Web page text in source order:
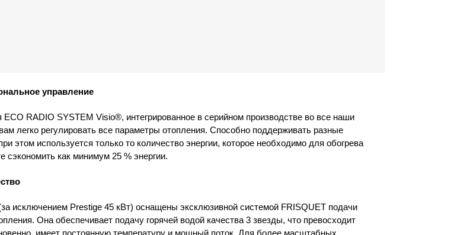
управление
ECO RADIO SYSTEM Visio®, интегрированное в серийном производстве во все наши
легко регулировать все параметры отопления. Способно поддерживать разные
этом используется только то количество энергии, которое необходимо для обогрева
как минимум 25 % энергии.
исключением Prestige 45 кВт) оснащены эксклюзивной системой FRISQUET подачи
Она обеспечивает подачу горячей водой качества 3 звезды, что превосходит